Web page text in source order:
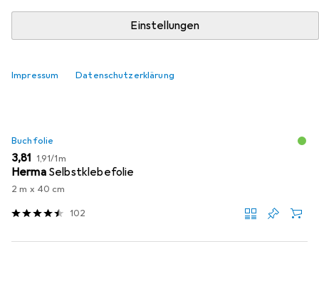
Einstellungen
Impressum Datenschutzerklärung
Beliebt Buchfolie Schreibtisch Accessoire
Produktliste
Buchfolie
EUR
3,81 EUR
1,91/1m
Herma Selbstklebefolie
2 m x 40 cm
102